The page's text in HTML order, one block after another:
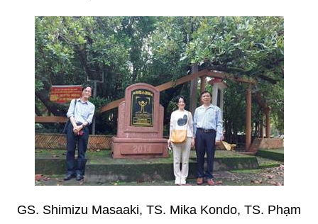
GS. Shimizu Masaaki, TS. Mika Kondo, TS. Phạm